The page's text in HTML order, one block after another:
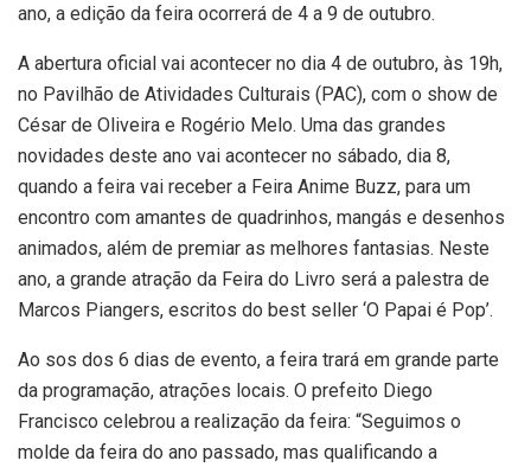
ano, a edição da feira ocorrerá de 4 a 9 de outubro.
A abertura oficial vai acontecer no dia 4 de outubro, às 19h,
no Pavilhão de Atividades Culturais (PAC), com o show de
César de Oliveira e Rogério Melo. Uma das grandes
novidades deste ano vai acontecer no sábado, dia 8,
quando a feira vai receber a Feira Anime Buzz, para um
encontro com amantes de quadrinhos, mangás e desenhos
animados, além de premiar as melhores fantasias. Neste
ano, a grande atração da Feira do Livro será a palestra de
Marcos Piangers, escritos do best seller ‘O Papai é Pop’.
Ao sos dos 6 dias de evento, a feira trará em grande parte
da programação, atrações locais. O prefeito Diego
Francisco celebrou a realização da feira: “Seguimos o
molde da feira do ano passado, mas qualificando a